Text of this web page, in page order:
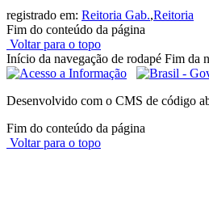
registrado em: Reitoria Gab.,Reitoria
Fim do conteúdo da página
Voltar para o topo
Início da navegação de rodapé Fim da
Desenvolvido com o CMS de código
Fim do conteúdo da página
Voltar para o topo